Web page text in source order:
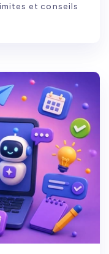
et conseils